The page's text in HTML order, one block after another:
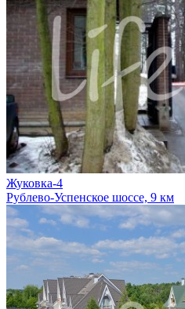
Жуковка-4
Рублево-Успенское шоссе, 9 км